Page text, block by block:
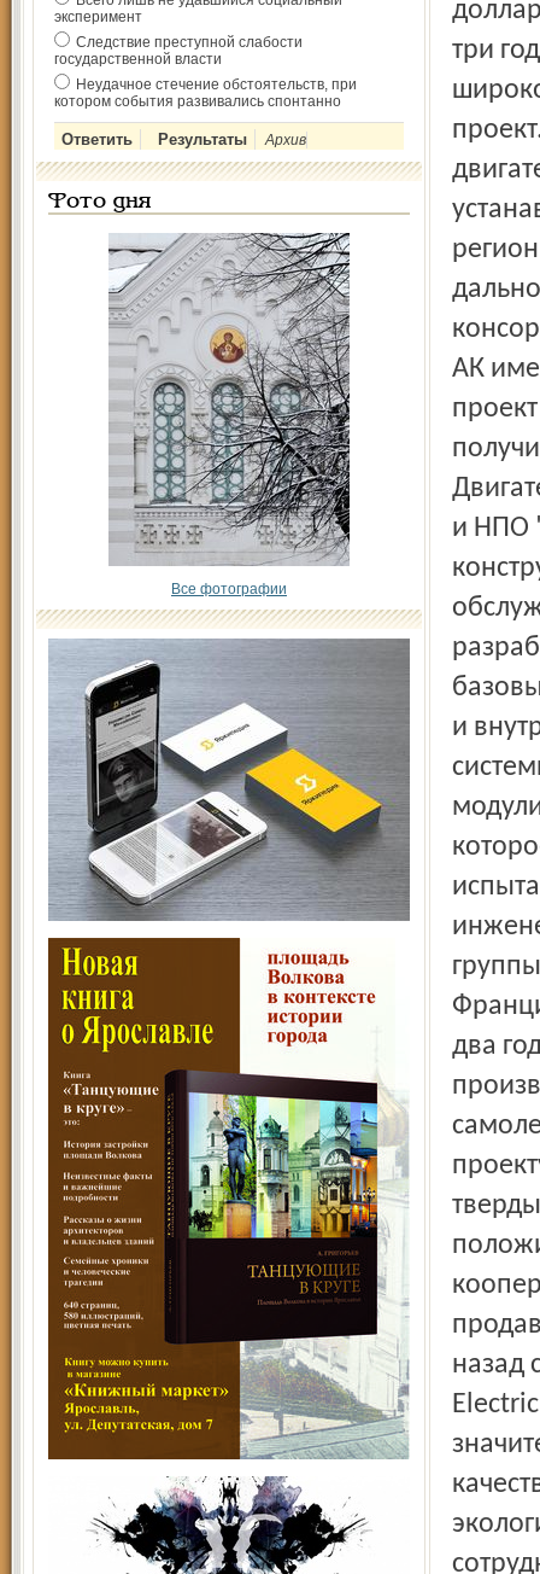
эксперимент
Следствие преступной слабости
государственной власти
Неудачное стечение обстоятельств, при
котором события развивались спонтанно
Архив
Фото дня
Все фотографии
три
АК
и НПО
и
два
назад